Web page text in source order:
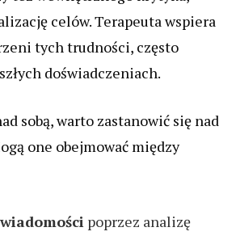
celów. Terapeuta wspiera
tych trudności, często
doświadczeniach.
sobą, warto zastanowić się nad
one obejmować między
poprzez analizę